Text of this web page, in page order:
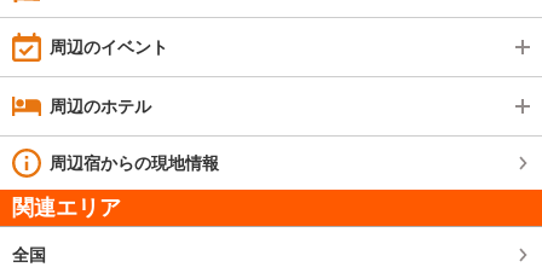
周辺のイベント
周辺のホテル
周辺宿からの現地情報
関連エリア
全国